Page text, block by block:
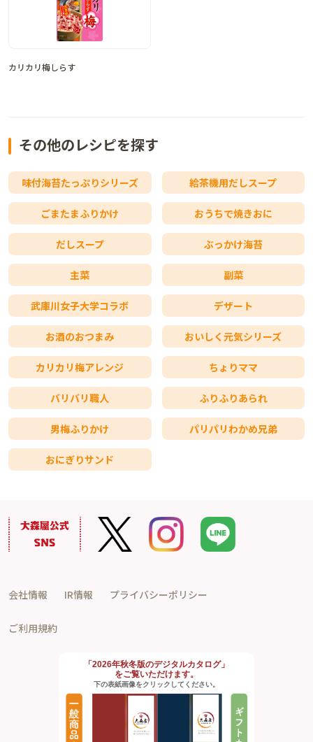
カリカリ梅しらす
その他のレシピを探す
味付海苔たっぷりシリーズ 給茶機用だしスープ
ごまたまふりかけ おうちで焼きおに
だしスープ ぶっかけ海苔
主菜 副菜
武庫川女子大学コラボ デザート
お酒のおつまみ おいしく元気シリーズ
カリカリ梅アレンジ ちょりママ
バリバリ職人 ふりふりあられ
男梅ふりかけ パリパリわかめ兄弟
おにぎりサンド
会社情報 IR情報 プライバシーポリシー
ご利用規約
「2026年秋冬版のデジタルカタログ」
をご覧いただけます。
下の表紙画像をクリックしてください。